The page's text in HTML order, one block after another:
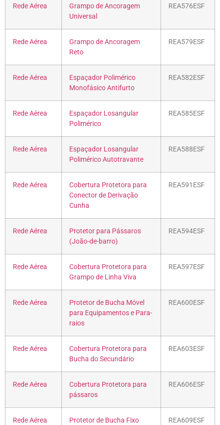
Rede Aérea
Grampo de Ancoragem
Universal
REA576ESF
Rede Aérea
Grampo de Ancoragem
Reto
REA579ESF
Rede Aérea
Espaçador Polimérico
Monofásico Antifurto
REA582ESF
Rede Aérea
Espaçador Losangular
Polimérico
REA585ESF
Rede Aérea
Espaçador Losangular
Polimérico Autotravante
REA588ESF
Rede Aérea
Cobertura Protetora para
Conector de Derivação
Cunha
REA591ESF
Rede Aérea
Protetor para Pássaros
(João-de-barro)
REA594ESF
Rede Aérea
Cobertura Protetora para
Grampo de Linha Viva
REA597ESF
Rede Aérea
Protetor de Bucha Móvel
para Equipamentos e Para-
raios
REA600ESF
Rede Aérea
Cobertura Protetora para
Bucha do Secundário
REA603ESF
Rede Aérea
Cobertura Protetora para
pássaros
REA606ESF
Rede Aérea
Protetor de Bucha Fixo
REA609ESF